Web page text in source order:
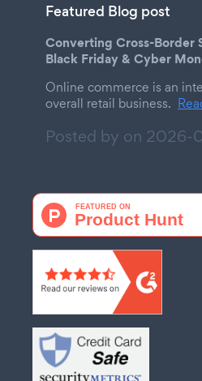
Featured Blog post
Converting Cross-Border
Black Friday & Cyber
Online commerce is an
overall retail business.
Posted by on 2026-